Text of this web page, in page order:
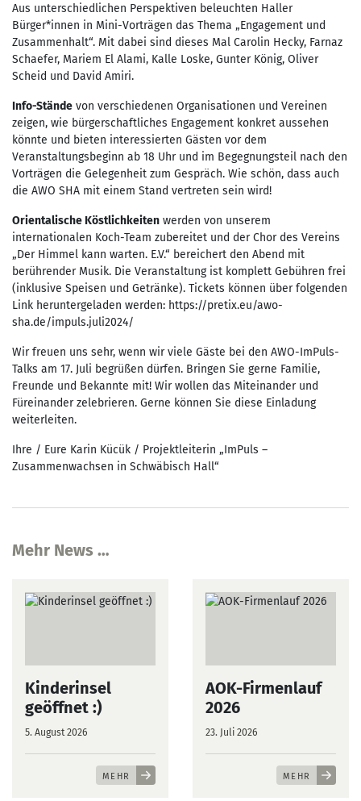
Aus unterschiedlichen Perspektiven beleuchten Haller
Bürger*innen in Mini-Vorträgen das Thema „Engagement und
Zusammenhalt“. Mit dabei sind dieses Mal Carolin Hecky, Farnaz
Schaefer, Mariem El Alami, Kalle Loske, Gunter König, Oliver
Scheid und David Amiri.
Info-Stände von verschiedenen Organisationen und Vereinen
zeigen, wie bürgerschaftliches Engagement konkret aussehen
könnte und bieten interessierten Gästen vor dem
Veranstaltungsbeginn ab 18 Uhr und im Begegnungsteil nach den
Vorträgen die Gelegenheit zum Gespräch. Wie schön, dass auch
die AWO SHA mit einem Stand vertreten sein wird!
Orientalische Köstlichkeiten werden von unserem
internationalen Koch-Team zubereitet und der Chor des Vereins
„Der Himmel kann warten. E.V.“ bereichert den Abend mit
berührender Musik. Die Veranstaltung ist komplett Gebühren frei
(inklusive Speisen und Getränke). Tickets können über folgenden
Link heruntergeladen werden: https://pretix.eu/awo-
sha.de/impuls.juli2024/
Wir freuen uns sehr, wenn wir viele Gäste bei den AWO-ImPuls-
Talks am 17. Juli begrüßen dürfen. Bringen Sie gerne Familie,
Freunde und Bekannte mit! Wir wollen das Miteinander und
Füreinander zelebrieren. Gerne können Sie diese Einladung
weiterleiten.
Ihre / Eure Karin Kücük / Projektleiterin „ImPuls –
Zusammenwachsen in Schwäbisch Hall“
Mehr News …
Kinderinsel
geöffnet :)
5. August 2026
MEHR
AOK-Firmenlauf
2026
23. Juli 2026
MEHR